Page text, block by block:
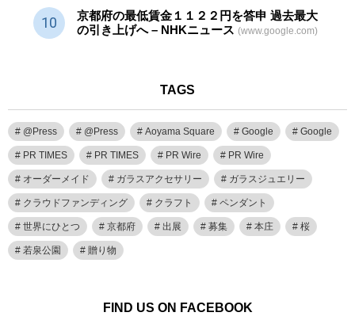
京都府の最低賃金１１２２円を答申 過去最大
の引き上げへ – NHKニュース (www.google.com)
TAGS
@Press @Press Aoyama Square Google Google
PR TIMES PR TIMES PR Wire PR Wire
オーダーメイド ガラスアクセサリー ガラスジュエリー
クラウドファンディング クラフト ペンダント
世界にひとつ 京都府 出展 募集 本庄 桜
若泉公園 贈り物
FIND US ON FACEBOOK